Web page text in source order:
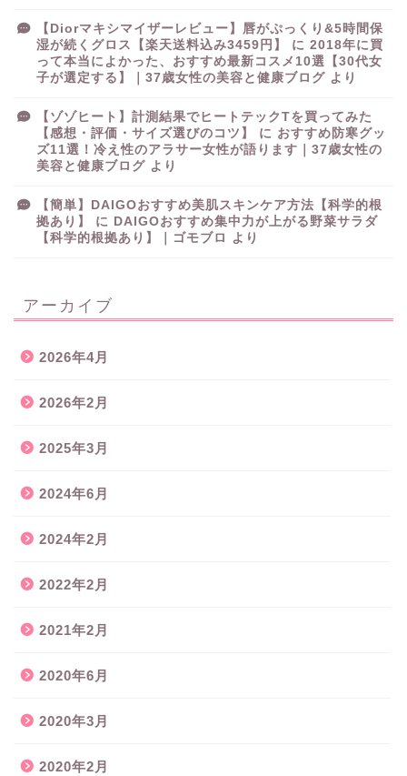
【Diorマキシマイザーレビュー】唇がぷっくり&5時間保
湿が続くグロス【楽天送料込み3459円】
に 2018年に買
って本当によかった、おすすめ最新コスメ10選【30代女
子が選定する】｜37歳女性の美容と健康ブログ より
【ゾゾヒート】計測結果でヒートテックTを買ってみた
【感想・評価・サイズ選びのコツ】
に おすすめ防寒グッ
ズ11選！冷え性のアラサー女性が語ります｜37歳女性の
美容と健康ブログ より
【簡単】DAIGOおすすめ美肌スキンケア方法【科学的根
拠あり】
に DAIGOおすすめ集中力が上がる野菜サラダ
【科学的根拠あり】｜ゴモブロ より
アーカイブ
2026年4月
2026年2月
2025年3月
2024年6月
2024年2月
2022年2月
2021年2月
2020年6月
2020年3月
2020年2月